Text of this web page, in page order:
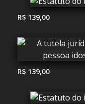
R$ 139,00
R$ 139,00